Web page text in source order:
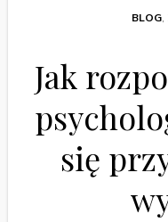
BLOG,
Jak
się